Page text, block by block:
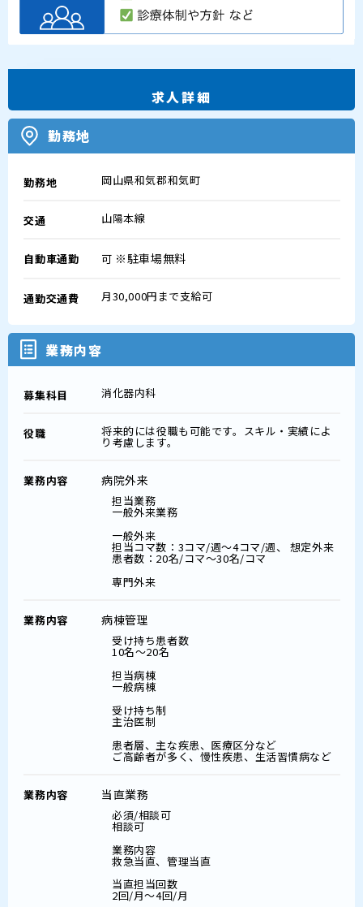
求人詳細
勤務地
勤務地 岡山県和気郡和気町
交通 山陽本線
自動車通勤 可 ※駐車場無料
通勤交通費 月30,000円まで支給可
業務内容
募集科目 消化器内科
役職 将来的には役職も可能です。スキル・実績によ
り考慮します。
業務内容 病院外来
担当業務
一般外来業務
一般外来
担当コマ数：3コマ/週～4コマ/週、 想定外来
患者数：20名/コマ～30名/コマ
専門外来
業務内容 病棟管理
受け持ち患者数
10名～20名
担当病棟
一般病棟
受け持ち制
主治医制
患者層、主な疾患、医療区分など
ご高齢者が多く、慢性疾患、生活習慣病など
業務内容 当直業務
必須/相談可
相談可
業務内容
救急当直、管理当直
当直担当回数
2回/月～4回/月